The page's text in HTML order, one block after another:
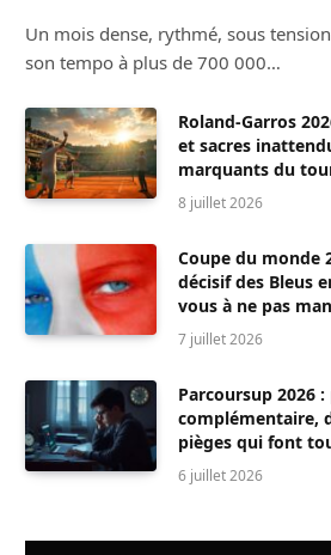
Un mois dense, rythmé, sous
son tempo à plus de 700 000…
Roland-Garros
et sacres
marquants du
8 juillet 2026
Coupe du monde
décisif des Bleus
vous à ne pas
7 juillet 2026
Parcoursup 2026 :
complémentaire,
pièges qui font
6 juillet 2026